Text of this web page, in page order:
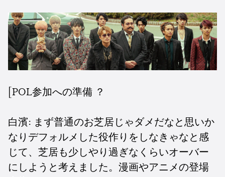
[POL参加への準備 ？
白濱: まず普通のお芝居じゃダメだなと思いか
なりデフォルメした役作りをしなきゃなと感
じて、芝居も少しやり過ぎなくらいオーバー
にしようと考えました。漫画やアニメの登場